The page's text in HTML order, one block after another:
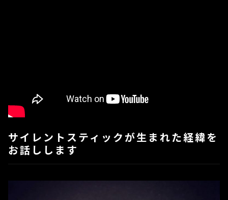
サイレントスティックが生まれた経緯を
お話しします